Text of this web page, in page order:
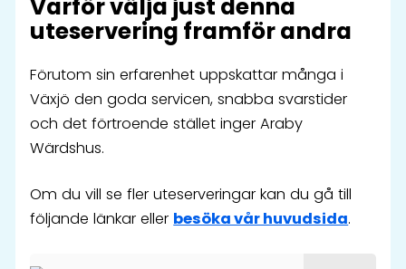
Varför välja just denna
uteservering framför andra
Förutom sin erfarenhet uppskattar många i
Växjö den goda servicen, snabba svarstider
och det förtroende stället inger Araby
Wärdshus.
Om du vill se fler uteserveringar kan du gå till
följande länkar eller besöka vår huvudsida.